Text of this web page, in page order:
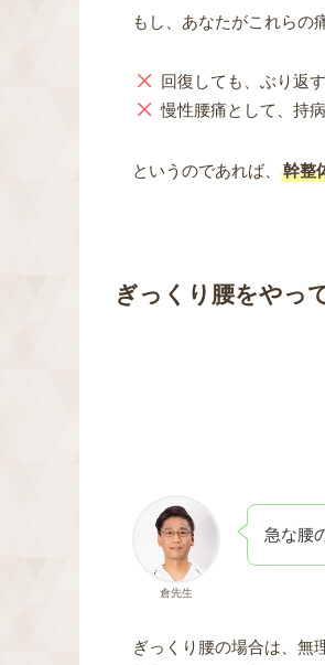
もし、あなたがこれらの
回復しても、ぶり返す
慢性腰痛として、持
というのであれば、 幹整
ぎっくり腰をやっ
倉先生
急な腰
ぎっくり腰の場合は、無